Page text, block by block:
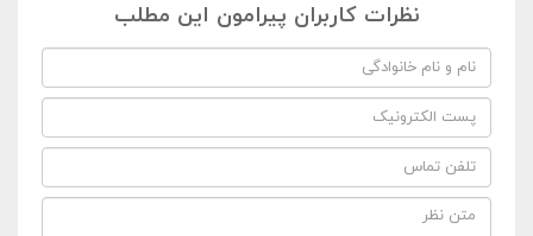
نظرات کاربران پیرامون این مطلب